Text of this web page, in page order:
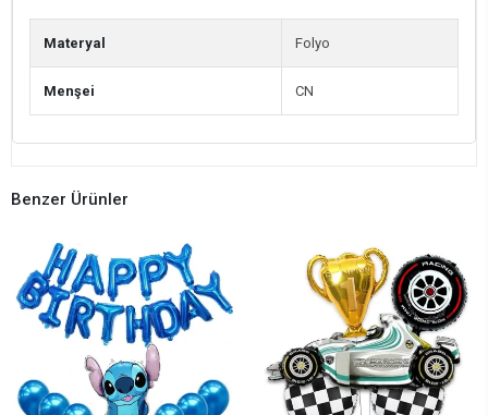
Materyal Folyo
Menşei CN
Benzer Ürünler